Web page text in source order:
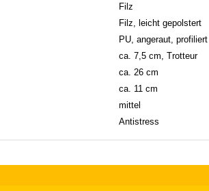
Filz
Filz, leicht gepolstert
PU, angeraut, profiliert
ca. 7,5 cm, Trotteur
ca. 26 cm
ca. 11 cm
mittel
Antistress